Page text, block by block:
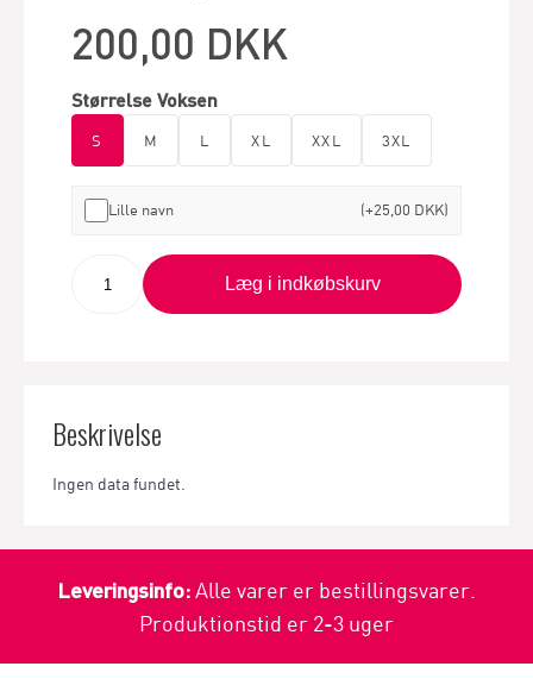
200,00 DKK
Størrelse Voksen
S M L XL XXL 3XL
Lille navn (+25,00 DKK)
Læg i indkøbskurv
Beskrivelse
Ingen data fundet.
Leveringsinfo:Alle varer er bestillingsvarer.
Produktionstid er 2-3 uger